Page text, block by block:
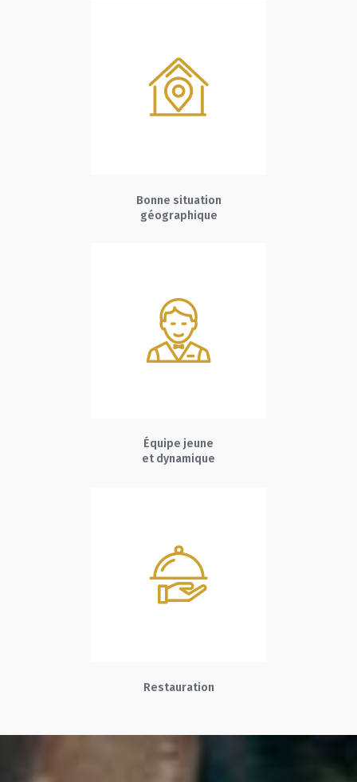
Bonne situation
géographique
Équipe jeune
et dynamique
Restauration